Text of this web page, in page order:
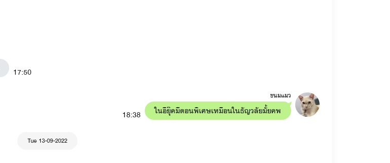
จะมีเรื่อง
งมีเรื่องสยบรัก: นิค x นีน่า มีลูกชื่อ นับดาว ไนท์)
17:50
ขนมแมว
18:38 ในอียุ๊คมีตอนพิเศษเหมือนในธัญวลัยมั้ยคพ
Tue 13-09-2022